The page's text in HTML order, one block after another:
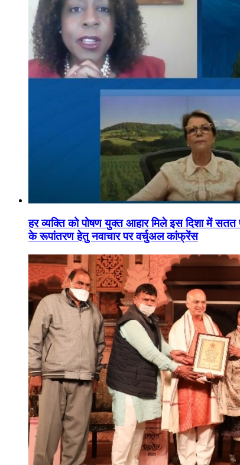
हर व्यक्ति को पोषण युक्त आहार मिले इस दिशा में सतत
के रूपांतरण हेतु नवाचार पर वर्चुअल कांफ्रेंस